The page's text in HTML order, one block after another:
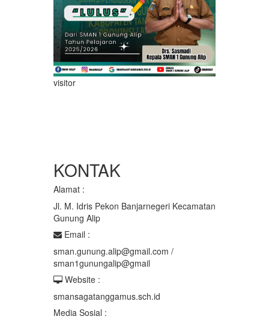
visitor
KONTAK
Alamat :
Jl. M. Idris Pekon Banjarnegeri Kecamatan
Gunung Alip
Email :
sman.gunung.alip@gmail.com /
sman1gunungalip@gmail
Website :
smansagatanggamus.sch.id
Media Sosial :